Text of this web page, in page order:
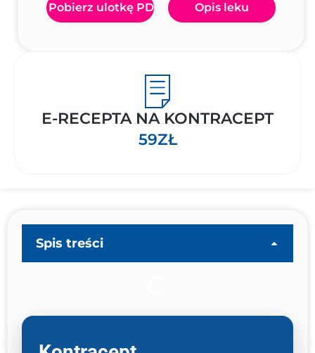
Pobierz ulotkę PDF Opis leku
E-RECEPTA NA KONTRACEPT
59ZŁ
Spis treści